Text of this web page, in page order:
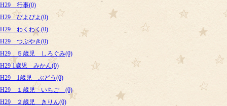
H29 行事(0)
H29 ぴよぴよ(0)
H29 わくわく(0)
H29 つぶやき(0)
H29 ５歳児 しろぐみ(0)
H29 1歳児 みかん(0)
H29 1歳児 ぶどう(0)
H29 １歳児 いちご (0)
H29 ２歳児 きりん(0)